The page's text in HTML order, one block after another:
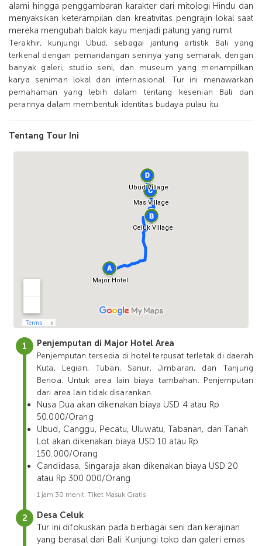
alami hingga penggambaran karakter dari mitologi Hindu dan
menyaksikan keterampilan dan kreativitas pengrajin lokal saat
mereka mengubah balok kayu menjadi patung yang rumit.
Terakhir, kunjungi Ubud, sebagai jantung artistik Bali yang
terkenal dengan pemandangan seninya yang semarak, dengan
banyak galeri, studio seni, dan museum yang menampilkan
karya seniman lokal dan internasional. Tur ini menawarkan
pemahaman yang lebih dalam tentang kesenian Bali dan
perannya dalam membentuk identitas budaya pulau itu
Tentang Tour Ini
Penjemputan di Major Hotel Area
Penjemputan tersedia di hotel terpusat terletak di daerah
Kuta, Legian, Tuban, Sanur, Jimbaran, dan Tanjung
Benoa. Untuk area lain biaya tambahan. Penjemputan
dari area lain tidak disarankan.
Nusa Dua akan dikenakan biaya USD 4 atau Rp
50.000/Orang
Ubud, Canggu, Pecatu, Uluwatu, Tabanan, dan Tanah
Lot akan dikenakan biaya USD 10 atau Rp
150.000/Orang
Candidasa, Singaraja akan dikenakan biaya USD 20
atau Rp 300.000/Orang
1 jam 30 menit. Tiket Masuk Gratis
Desa Celuk
Tur ini difokuskan pada berbagai seni dan kerajinan
yang berasal dari Bali. Kunjungi toko dan galeri emas